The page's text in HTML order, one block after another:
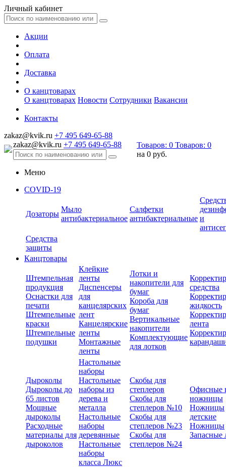
Личный кабинет
Акции
Оплата
Доставка
О канцтоварах
О канцтоварах Новости Сотрудники Вакансии
Контакты
zakaz@kvik.ru +7 495 649-65-88
zakaz@kvik.ru +7 495 649-65-88 Товаров: 0 Товаров: 0
на 0 руб.
Меню
COVID-19
Дозаторы
Мыло
антибактериальное
Салфетки
антибактериальные и
Средства
защиты
Канцтовары
Штемпельная
продукция
Оснастки для
печати
Штемпельные
краски
Штемпельные
подушки
Клейкие
ленты
Диспенсеры
для
канцелярских
лент
Канцелярские
ленты
Монтажные
ленты
Лотки и
накопители для
бумаг
Короба для
бумаг
Вертикальные
накопители
Комплектующие
для лотков
средства
жидкость
лента
Дыроколы
Дыроколы до
65 листов
Мощные
дыроколы
Расходные
материалы для
дыроколов
Настольные
наборы
Настольные
наборы из
дерева и
металла
Настольные
наборы
деревянные
Настольные
наборы
класса Люкс
Скобы для
степлеров
Скобы для
степлеров №10
Скобы для
степлеров №23
Скобы для
степлеров №24
Офисные
ножницы
Ножницы
детские
Ножницы
Запасные